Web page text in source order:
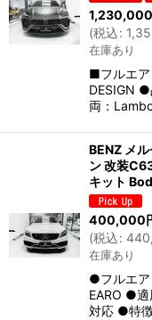
1,230,000
(税込:
在庫あり
■フルエア
DESIGN
両：
BENZ メ
ン 改装
キット
400,000
(税込:
在庫あり
●フルエ
EARO ●
対応 ●特